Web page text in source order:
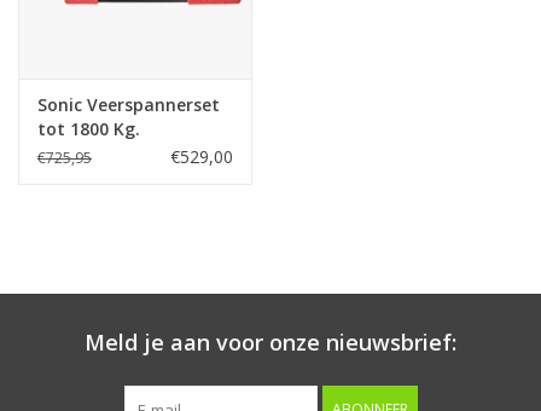
Luchtgereedschap
Sonic Veerspannerset
tot 1800 Kg.
€725,95 €529,00
Meld je aan voor onze nieuwsbrief: